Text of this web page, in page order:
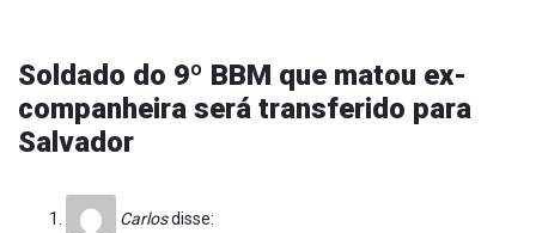
Soldado do 9º BBM que matou ex-
companheira será transferido para
Salvador
Carlosdisse: